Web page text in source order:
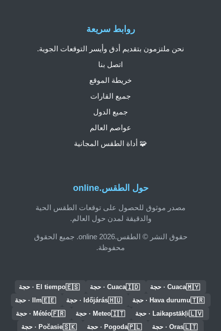
حول الطقس.online
مصدر موثوق للحصول على توقعات الطقس الحية
والدقيقة لمدن حول العالم.
حقوق النشر © الطقس.online 2026. جميع الحقوق
محفوظة.
روابط سريعة
نحن ملتزمون بتقديم أدق وأيسر التوقعات الجوية.
اتصل بنا
خريطة الموقع
جميع القارات
جميع الدول
عواصم العالم
🧩 أداة الطقس المجانية
🇲🇾Cuaca · حجة 🇮🇩Cuaca · حجة 🇪🇸El tiempo · حجة
🇹🇷Hava durumu · حجة 🇭🇺Időjárás · حجة 🇪🇪Ilm · حجة
🇱🇻Laikapstākļi · حجة 🇮🇹Meteo · حجة 🇫🇷Météo · حجة
🇱🇹Oras · حجة 🇵🇱Pogoda · حجة 🇸🇰Počasie · حجة